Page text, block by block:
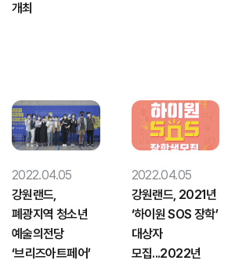
개최
2022.04.05
강원랜드,
폐광지역 청소년
예술의전당
‘브리즈아트페어’
2022.04.05
강원랜드, 2021년
‘하이원 SOS 장학’
대상자
모집...2022년